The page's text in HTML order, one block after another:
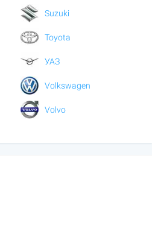
Suzuki
Toyota
УАЗ
Volkswagen
Volvo